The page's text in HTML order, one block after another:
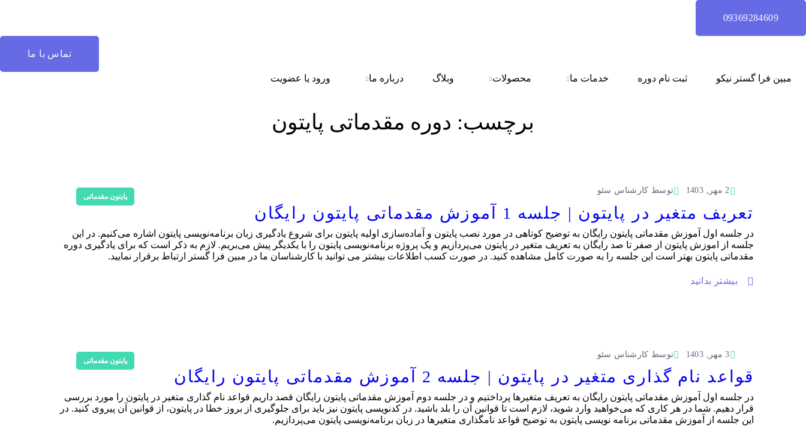
09369284609
تماس با ما
مبین فرا گستر نیکو ثبت نام دوره خدمات ما محصولات وبلاگ درباره ما ورود یا عضویت
برچسب: دوره مقدماتی پایتون
پایتون مقدماتی
2 مهر, 1403 توسط کارشناس سئو
تعریف متغیر در پایتون | جلسه 1 آموزش مقدماتی پایتون رایگان
در جلسه اول آموزش مقدماتی پایتون رایگان به توضیح کوتاهی در مورد نصب پایتون و آماده‌سازی اولیه پایتون برای شروع یادگیری زبان برنامه‌نویسی پایتون اشاره می‌کنیم. در این
جلسه از اموزش پایتون از صفر تا صد رایگان به تعریف متغیر در پایتون می‌پردازیم و یک پروژه برنامه‌نویسی پایتون را با یکدیگر پیش می‌بریم. لازم به ذکر است که برای یادگیری دوره
مقدماتی پایتون بهتر است این جلسه را به صورت کامل مشاهده کنید. در صورت کسب اطلاعات بیشتر می توانید با کارشناسان ما در مبین فرا گستر ارتباط برقرار نمایید.
بیشتر بدانید
پایتون مقدماتی
3 مهر, 1403 توسط کارشناس سئو
قواعد نام گذاری متغیر در پایتون | جلسه 2 آموزش مقدماتی پایتون رایگان
در جلسه اول آموزش مقدماتی پایتون رایگان به تعریف متغیرها پرداختیم و در جلسه دوم آموزش مقدماتی پایتون رایگان قصد داریم قواعد نام گذاری متغیر در پایتون را مورد بررسی
قرار دهیم. شما در هر کاری که می‌خواهید وارد شوید، لازم است تا قوانین آن را بلد باشید. در کدنویسی پایتون نیز باید برای جلوگیری از بروز خطا در پایتون، از قوانین آن پیروی کنید. در
این جلسه از آموزش مقدماتی برنامه نویسی پایتون به توضیح قواعد نامگذاری متغیرها در زبان برنامه‌نویسی پایتون می‌پردازیم.